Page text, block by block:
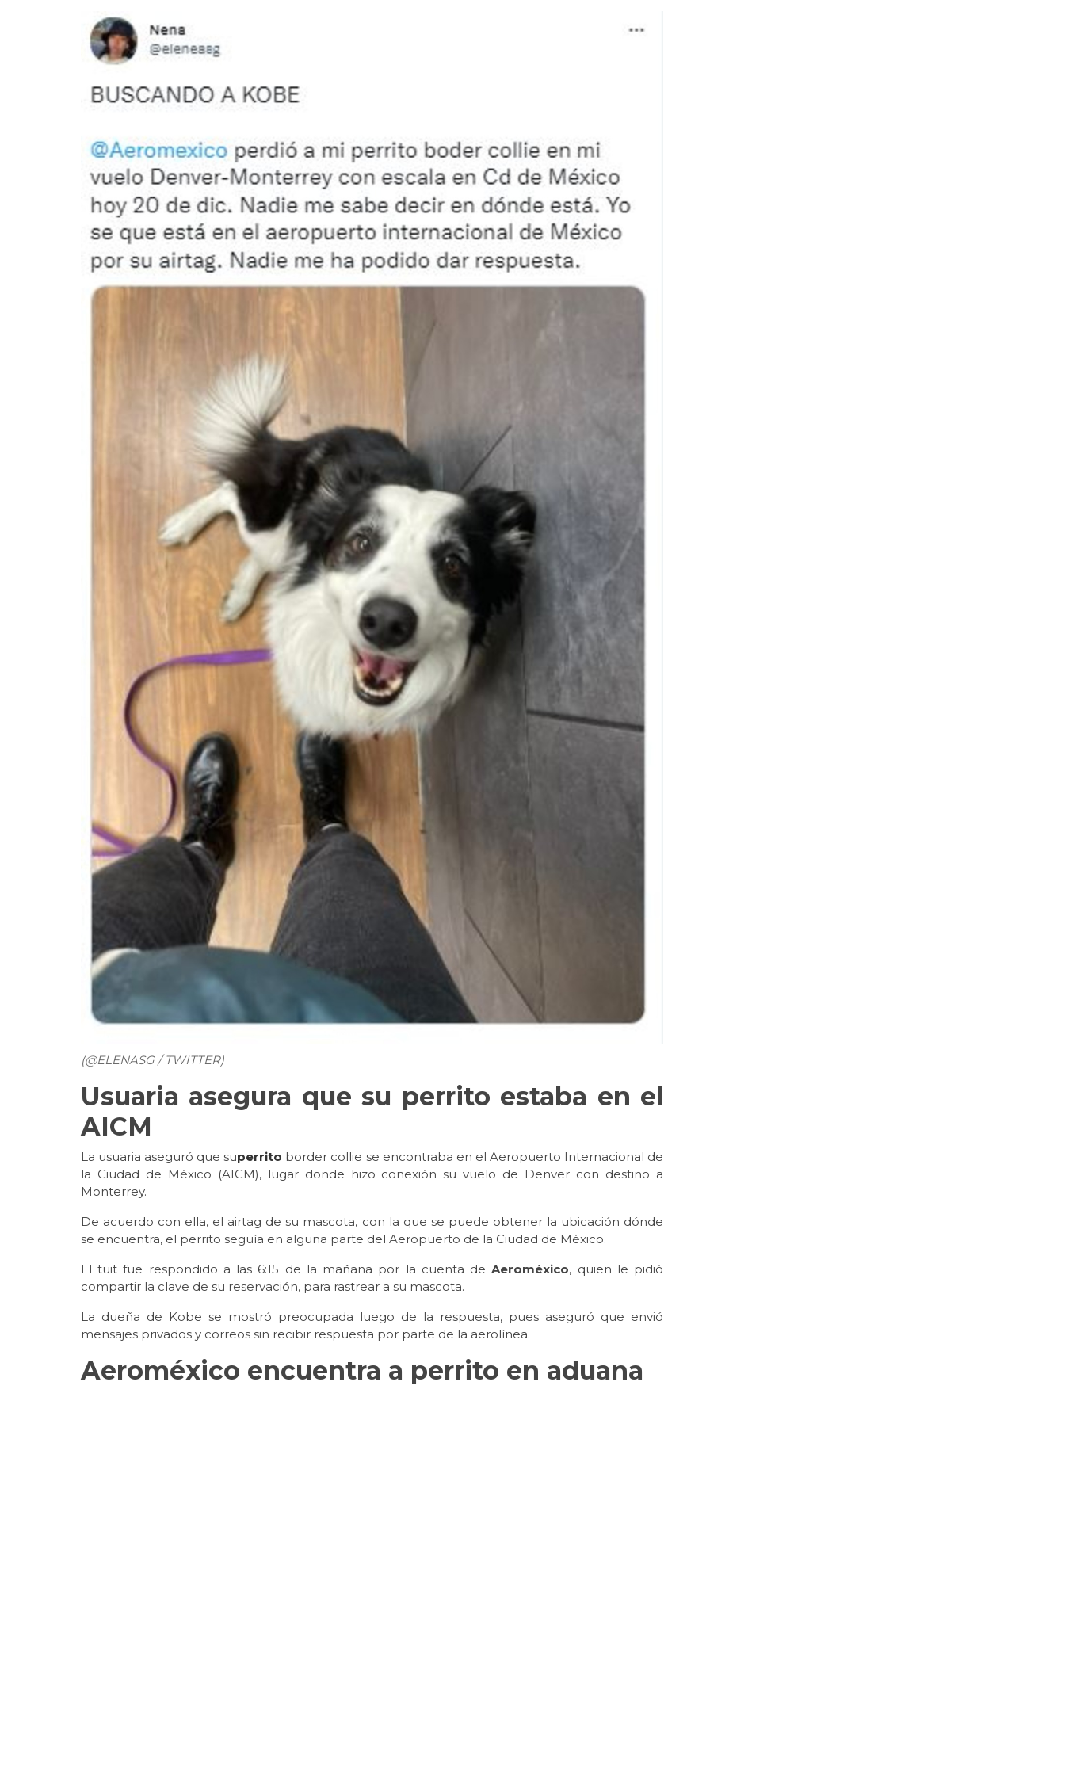
(@ELENASG / TWITTER)
Usuaria asegura que su perrito estaba en el
AICM
La usuaria aseguró que superrito border collie se encontraba en el Aeropuerto Internacional de
la Ciudad de México (AICM), lugar donde hizo conexión su vuelo de Denver con destino a
Monterrey.
De acuerdo con ella, el airtag de su mascota, con la que se puede obtener la ubicación dónde
se encuentra, el perrito seguía en alguna parte del Aeropuerto de la Ciudad de México.
El tuit fue respondido a las 6:15 de la mañana por la cuenta deAeroméxico, quien le pidió
compartir la clave de su reservación, para rastrear a su mascota.
La dueña de Kobe se mostró preocupada luego de la respuesta, pues aseguró que envió
mensajes privados y correos sin recibir respuesta por parte de la aerolínea.
Aeroméxico encuentra a perrito en aduana